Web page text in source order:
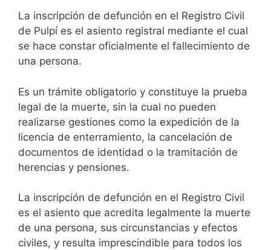
La inscripción de defunción en el Registro Civil
de Pulpí es el asiento registral mediante el cual
se hace constar oficialmente el fallecimiento de
una persona.
Es un trámite obligatorio y constituye la prueba
legal de la muerte, sin la cual no pueden
realizarse gestiones como la expedición de la
licencia de enterramiento, la cancelación de
documentos de identidad o la tramitación de
herencias y pensiones.
La inscripción de defunción en el Registro Civil
es el asiento que acredita legalmente la muerte
de una persona, sus circunstancias y efectos
civiles, y resulta imprescindible para todos los